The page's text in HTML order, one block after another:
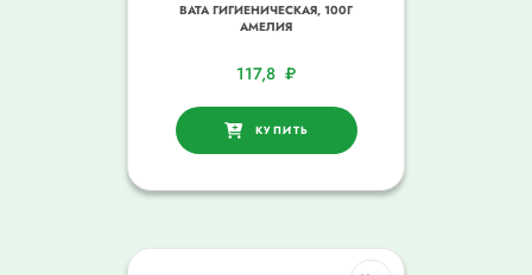
ВАТА ГИГИЕНИЧЕСКАЯ, 100Г
АМЕЛИЯ
117,8 ₽
КУПИТЬ